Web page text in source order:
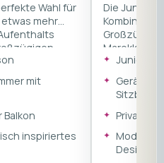
Wahl für
mehr
oder
sie den
Entspannen
mit
inspiriertes
Die Junior
Marokko.
Balkon
Wahl, um
Energie zu
Junior
Private
Design